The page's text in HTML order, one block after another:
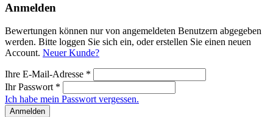
Anmelden
Bewertungen können nur von angemeldeten Benutzern abgegeben
werden. Bitte loggen Sie sich ein, oder erstellen Sie einen neuen
Account. Neuer Kunde?
Ihre E-Mail-Adresse *
Ihr Passwort *
Ich habe mein Passwort vergessen.
Anmelden